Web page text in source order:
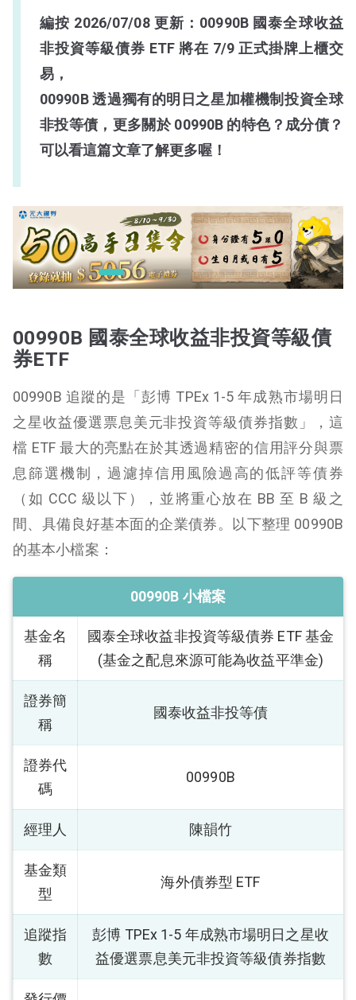
編按 2026/07/08 更新：00990B 國泰全球收益
非投資等級債券 ETF 將在 7/9 正式掛牌上櫃交
易，
00990B 透過獨有的明日之星加權機制投資全球
非投等債，更多關於 00990B 的特色？成分債？
可以看這篇文章了解更多喔！
00990B 國泰全球收益非投資等級債
券ETF
00990B 追蹤的是「彭博 TPEx 1-5 年成熟市場明日
之星收益優選票息美元非投資等級債券指數」，這
檔 ETF 最大的亮點在於其透過精密的信用評分與票
息篩選機制，過濾掉信用風險過高的低評等債券
（如 CCC 級以下），並將重心放在 BB 至 B 級之
間、具備良好基本面的企業債券。以下整理 00990B
的基本小檔案：
00990B 小檔案
基金名
稱
國泰全球收益非投資等級債券 ETF 基金
(基金之配息來源可能為收益平準金)
證券簡
稱
國泰收益非投等債
證券代
碼
00990B
經理人 陳韻竹
基金類
型
海外債券型 ETF
追蹤指
數
彭博 TPEx 1-5 年成熟市場明日之星收
益優選票息美元非投資等級債券指數